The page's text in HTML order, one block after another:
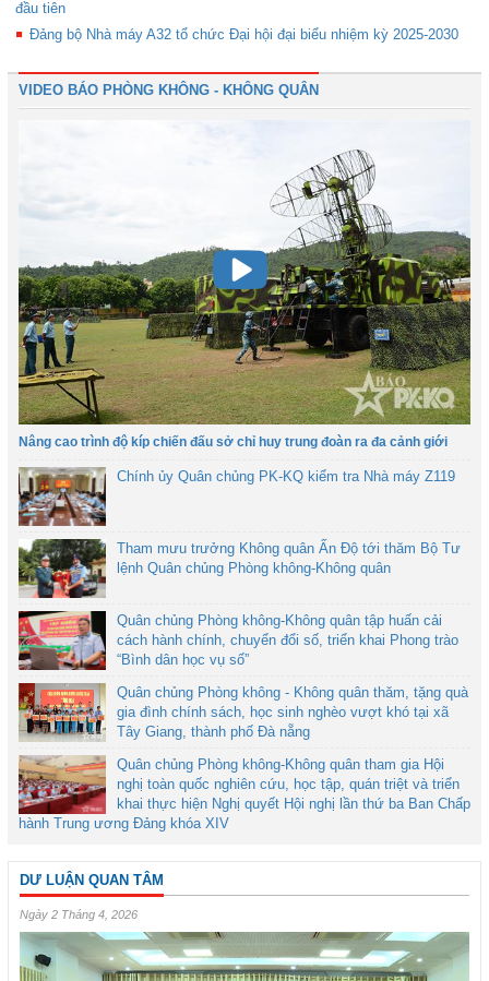
đầu tiên
Đảng bộ Nhà máy A32 tổ chức Đại hội đại biểu nhiệm kỳ 2025-2030
VIDEO BÁO PHÒNG KHÔNG - KHÔNG QUÂN
Nâng cao trình độ kíp chiến đấu sở chỉ huy trung đoàn ra đa cảnh giới
Chính ủy Quân chủng PK-KQ kiểm tra Nhà máy Z119
Tham mưu trưởng Không quân Ấn Độ tới thăm Bộ Tư
lệnh Quân chủng Phòng không-Không quân
Quân chủng Phòng không-Không quân tập huấn cải
cách hành chính, chuyển đổi số, triển khai Phong trào
“Bình dân học vụ số”
Quân chủng Phòng không - Không quân thăm, tặng quà
gia đình chính sách, học sinh nghèo vượt khó tại xã
Tây Giang, thành phố Đà nẵng
Quân chủng Phòng không-Không quân tham gia Hội
nghị toàn quốc nghiên cứu, học tập, quán triệt và triển
khai thực hiện Nghị quyết Hội nghị lần thứ ba Ban Chấp
hành Trung ương Đảng khóa XIV
DƯ LUẬN QUAN TÂM
Ngày 2 Tháng 4, 2026